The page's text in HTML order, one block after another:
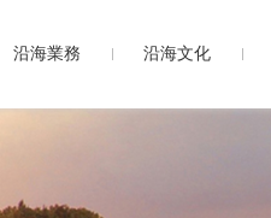
沿海業務 沿海文化